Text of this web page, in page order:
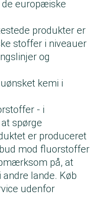
de europæiske
produkter er
stoffer i niveauer
og
kemi i
- i
spørge
er produceret
mod fluorstoffer
på, at
lande. Køb
udenfor